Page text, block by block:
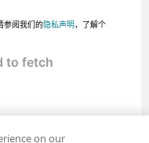
参阅我们的隐私声明，了解个
on our